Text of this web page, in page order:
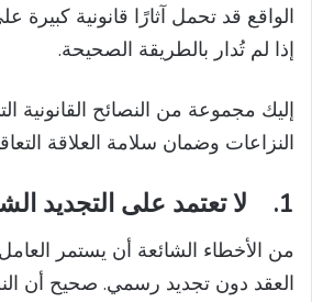
الواقع قد تحمل آثارًا قانونية
إذا لم تُدار بالطريقة الصحيحة.
إليك مجموعة من النصائح القانونية
النزاعات وضمان سلامة العلاقة
1. لا تعتمد على التجديد
من الأخطاء الشائعة أن يستمر
العقد دون تجديد رسمي. صحيح أن